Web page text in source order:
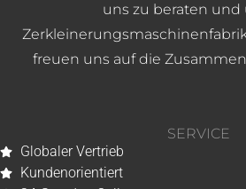
uns zu beraten und
freuen uns auf die
SERVICE
Globaler Vertrieb
Kundenorientiert